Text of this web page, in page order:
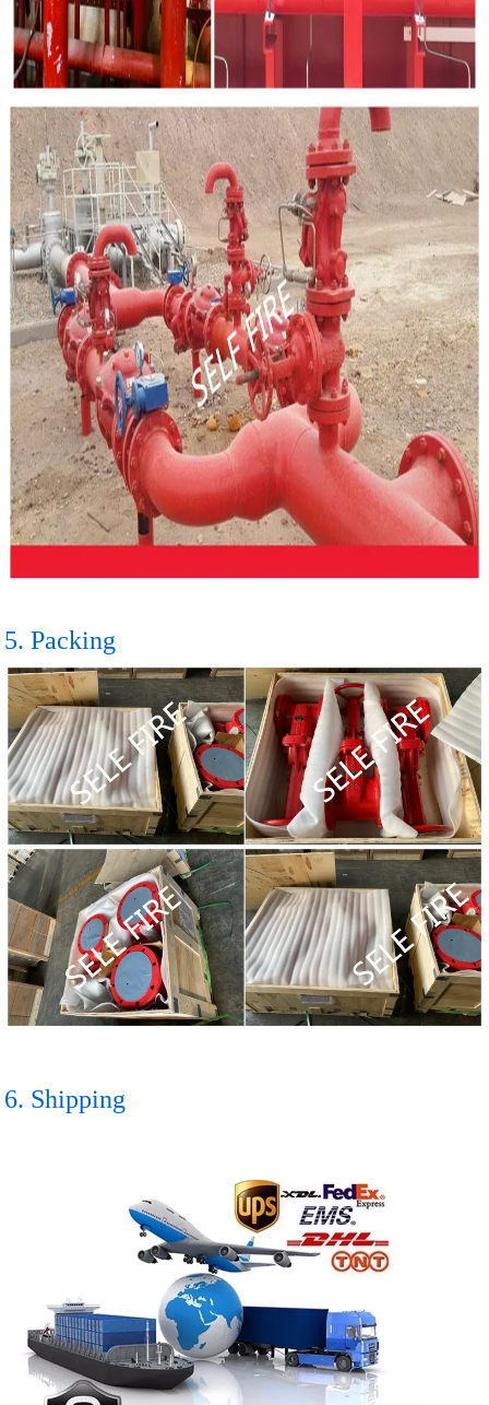
5. Packing
6. Shipping